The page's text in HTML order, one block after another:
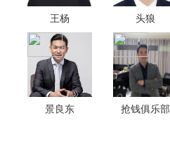
王杨 头狼
景良东 抢钱俱乐部